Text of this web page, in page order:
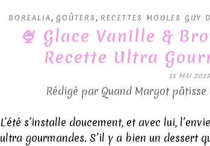
BOREALIA, GOÛTERS , RECETTES MOULES GUY
🍨 Glace Vanille &
Recette Ultra
15 MAI 2025
Rédigé par Quand Margot
L’été s’installe doucement, et avec lui,
ultra gourmandes. S’il y a bien un dessert